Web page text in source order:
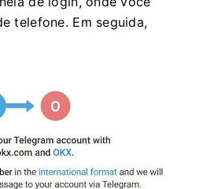
telefone. Em seguida,